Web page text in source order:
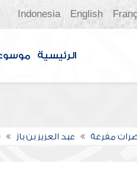
English
Indonesia
الرئيسية
مفرغة عبد العزيز بن باز